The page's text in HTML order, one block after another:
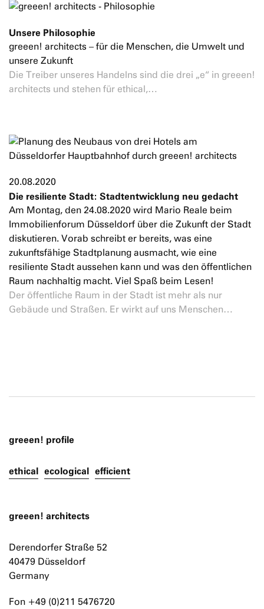
Unsere Philosophie
greeen! architects – für die Menschen, die Umwelt und
unsere Zukunft
Die Treiber unseres Handelns sind die drei „e“ in greeen!
architects und stehen für ethical,…
20.08.2020
Die resiliente Stadt: Stadtentwicklung neu gedacht
Am Montag, den 24.08.2020 wird Mario Reale beim
Immobilienforum Düsseldorf über die Zukunft der Stadt
diskutieren. Vorab schreibt er bereits, was eine
zukunftsfähige Stadtplanung ausmacht, wie eine
resiliente Stadt aussehen kann und was den öffentlichen
Raum nachhaltig macht. Viel Spaß beim Lesen!
Der öffentliche Raum in der Stadt ist mehr als nur
Gebäude und Straßen. Er wirkt auf uns Menschen…
greeen! profile
ethical ecological efficient
greeen! architects
Derendorfer Straße 52
40479 Düsseldorf
Germany
Fon +49 (0)211 5476720